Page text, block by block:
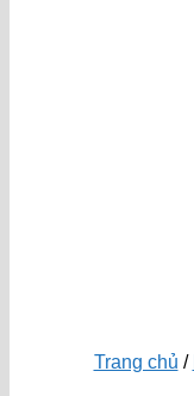
Trang chủ /